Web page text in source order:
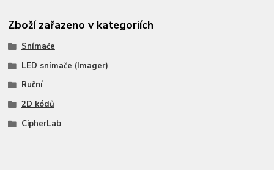
Zboží zařazeno v kategoriích
Snímače
LED snímače (Imager)
Ruční
2D kódů
CipherLab